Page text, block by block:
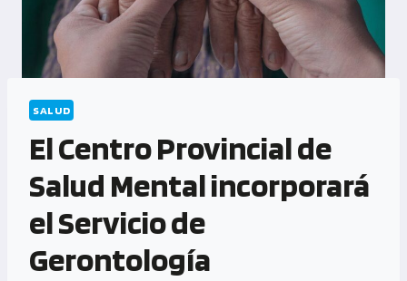
SALUD
El Centro Provincial de
Salud Mental incorporará
el Servicio de
Gerontología